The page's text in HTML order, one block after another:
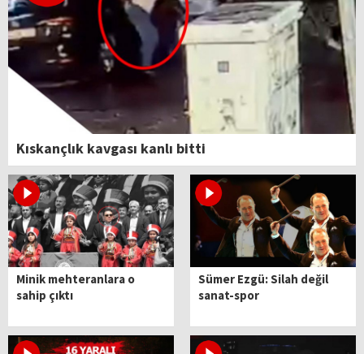
Kıskançlık kavgası kanlı bitti
Minik mehteranlara o
sahip çıktı
Sümer Ezgü: Silah değil
sanat-spor